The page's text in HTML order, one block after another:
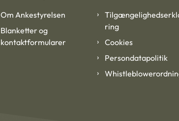
Om Ankestyrelsen
Blanketter og
kontaktformularer
ring
Cookies
Persondatapolitik